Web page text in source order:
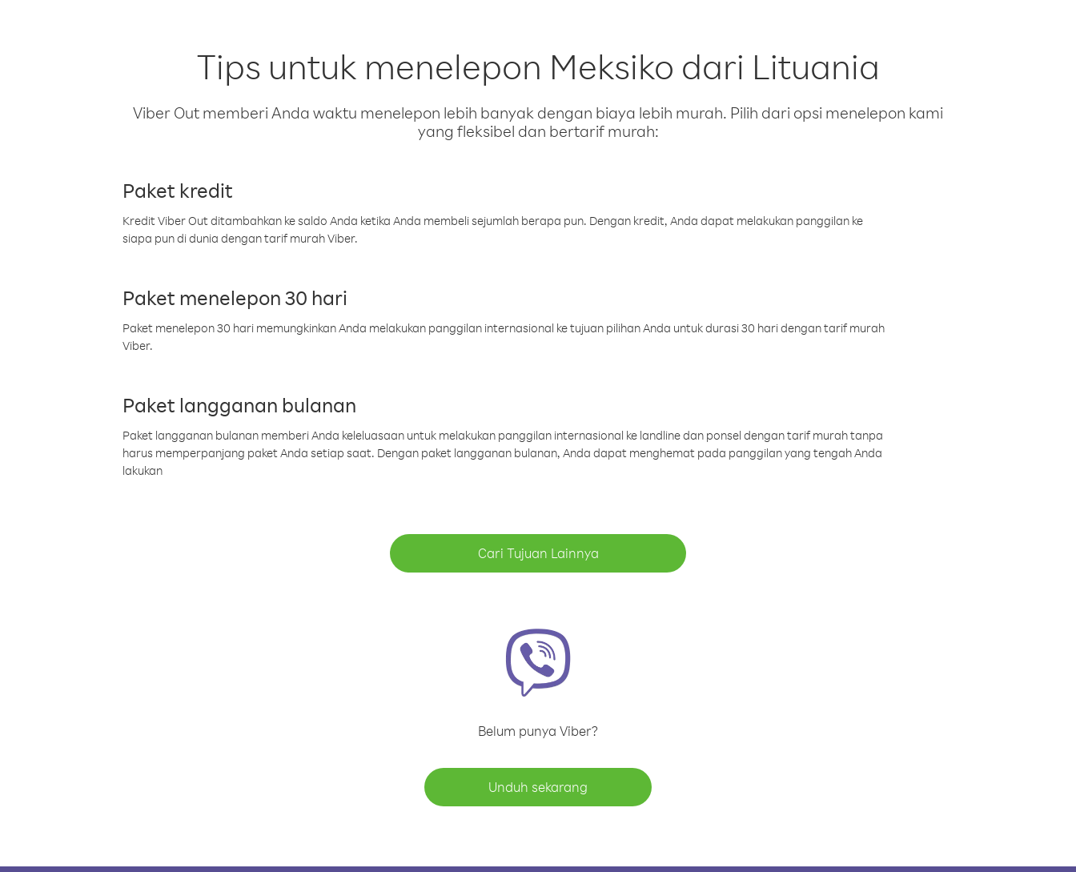
Tips untuk menelepon Meksiko dari Lituania
Viber Out memberi Anda waktu menelepon lebih banyak dengan biaya lebih murah. Pilih dari opsi menelepon kami
yang fleksibel dan bertarif murah:
Paket kredit
Kredit Viber Out ditambahkan ke saldo Anda ketika Anda membeli sejumlah berapa pun. Dengan kredit, Anda dapat melakukan panggilan ke
siapa pun di dunia dengan tarif murah Viber.
Paket menelepon 30 hari
Paket menelepon 30 hari memungkinkan Anda melakukan panggilan internasional ke tujuan pilihan Anda untuk durasi 30 hari dengan tarif murah
Viber.
Paket langganan bulanan
Paket langganan bulanan memberi Anda keleluasaan untuk melakukan panggilan internasional ke landline dan ponsel dengan tarif murah tanpa
harus memperpanjang paket Anda setiap saat. Dengan paket langganan bulanan, Anda dapat menghemat pada panggilan yang tengah Anda
lakukan
Cari Tujuan Lainnya
Belum punya Viber?
Unduh sekarang